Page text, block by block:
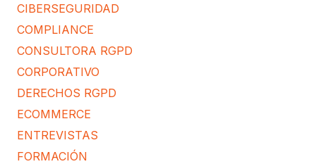
CIBERSEGURIDAD
COMPLIANCE
CONSULTORA RGPD
CORPORATIVO
DERECHOS RGPD
ECOMMERCE
ENTREVISTAS
FORMACIÓN